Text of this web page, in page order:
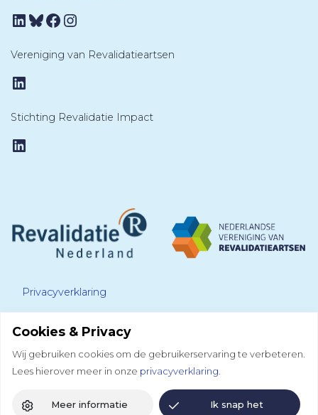
Cookies & Privacy
Wij gebruiken cookies om de gebruikerservaring te verbeteren.
Lees hierover meer in onze privacyverklaring.
Ik snap het
Meer informatie
LinkedIn
Bluesky
Facebook
Instagram
Vereniging van Revalidatieartsen
LinkedIn
Stichting Revalidatie Impact
LinkedIn
Privacyverklaring
Disclaimer
Colofon